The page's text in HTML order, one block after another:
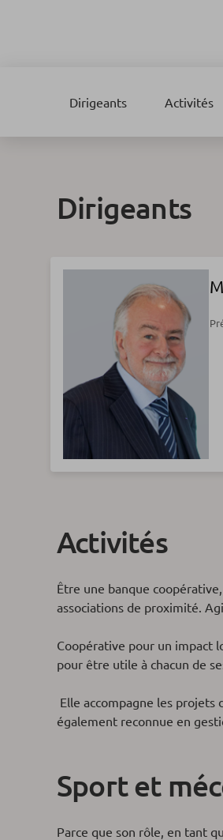
Dirigeants Activités
Dirigeants
Activités
Être une banque
associations de proximité.
Coopérative pour un impact
pour être utile à chacun de
Elle accompagne les
également reconnue en
Sport et
Parce que son rôle, en tant